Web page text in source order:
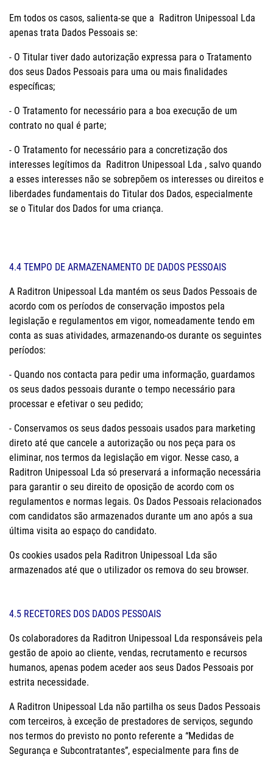
Em todos os casos, salienta-se que a Raditron Unipessoal Lda
apenas trata Dados Pessoais se:
- O Titular tiver dado autorização expressa para o Tratamento
dos seus Dados Pessoais para uma ou mais finalidades
específicas;
- O Tratamento for necessário para a boa execução de um
contrato no qual é parte;
- O Tratamento for necessário para a concretização dos
interesses legítimos da Raditron Unipessoal Lda , salvo quando
a esses interesses não se sobrepõem os interesses ou direitos e
liberdades fundamentais do Titular dos Dados, especialmente
se o Titular dos Dados for uma criança.
4.4 TEMPO DE ARMAZENAMENTO DE DADOS PESSOAIS
A Raditron Unipessoal Lda mantém os seus Dados Pessoais de
acordo com os períodos de conservação impostos pela
legislação e regulamentos em vigor, nomeadamente tendo em
conta as suas atividades, armazenando-os durante os seguintes
períodos:
- Quando nos contacta para pedir uma informação, guardamos
os seus dados pessoais durante o tempo necessário para
processar e efetivar o seu pedido;
- Conservamos os seus dados pessoais usados para marketing
direto até que cancele a autorização ou nos peça para os
eliminar, nos termos da legislação em vigor. Nesse caso, a
Raditron Unipessoal Lda só preservará a informação necessária
para garantir o seu direito de oposição de acordo com os
regulamentos e normas legais. Os Dados Pessoais relacionados
com candidatos são armazenados durante um ano após a sua
última visita ao espaço do candidato.
Os cookies usados pela Raditron Unipessoal Lda são
armazenados até que o utilizador os remova do seu browser.
4.5 RECETORES DOS DADOS PESSOAIS
Os colaboradores da Raditron Unipessoal Lda responsáveis pela
gestão de apoio ao cliente, vendas, recrutamento e recursos
humanos, apenas podem aceder aos seus Dados Pessoais por
estrita necessidade.
A Raditron Unipessoal Lda não partilha os seus Dados Pessoais
com terceiros, à exceção de prestadores de serviços, segundo
nos termos do previsto no ponto referente a “Medidas de
Segurança e Subcontratantes”, especialmente para fins de